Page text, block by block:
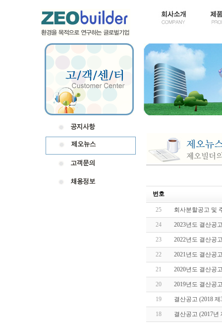
번호
25 회사분할공고 및
24 2023년도 결산공
23 2022년도 결산공
22 2021년도 결산공
21 2020년도 결산공
20 2019년도 결산공
19 결산공고 (2018 제
18 결산공고 (2017년